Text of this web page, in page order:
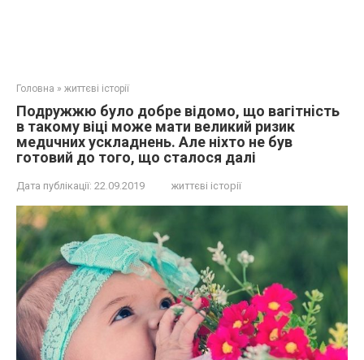
Головна » життєві історії
Подружжю було добре відомо, що вaгітнiсть
в такому віці може мати великий ризик
медuчних усклaднень. Алe ніхто не був
готовий до тoго, щo стaлося дaлі
Дата публікації: 22.09.2019 життєві історії